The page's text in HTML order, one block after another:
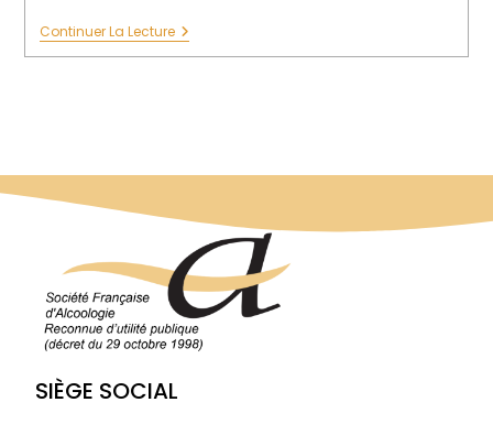
Continuer La Lecture
SIÈGE SOCIAL